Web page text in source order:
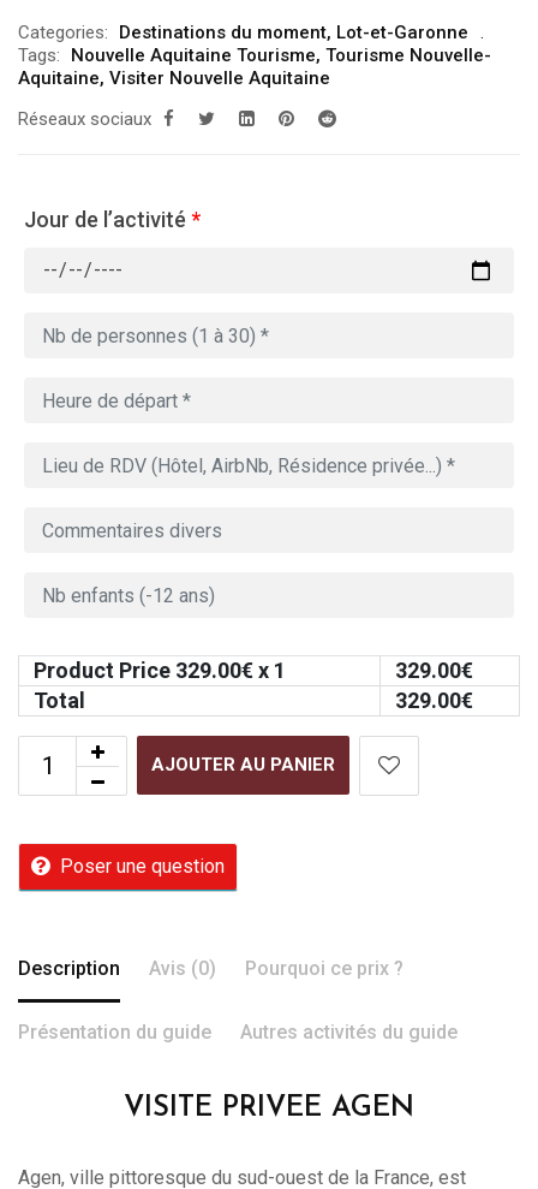
Categories: Destinations du moment, Lot-et-Garonne
Tags:
Nouvelle Aquitaine Tourisme, Tourisme Nouvelle-
Aquitaine, Visiter Nouvelle Aquitaine
Réseaux sociaux
Jour de l’activité *
Product Price 329.00€ x 1 329.00€
Total
329.00€
AJOUTER AU PANIER
Poser une question
Description Avis (0) Pourquoi ce prix ?
Présentation du guide Autres activités du guide
VISITE PRIVEE AGEN
Agen, ville pittoresque du sud-ouest de la France, est